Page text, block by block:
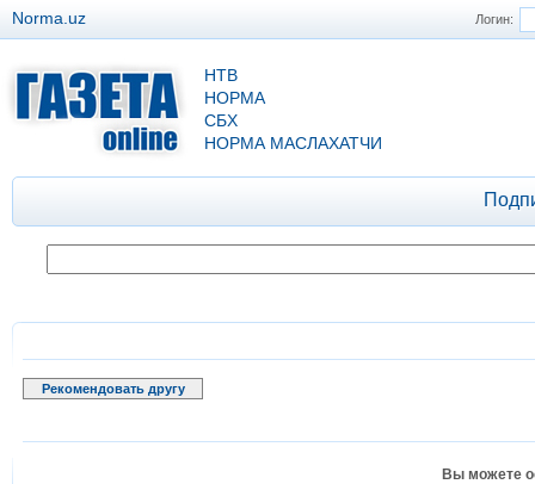
Логин:
Norma.uz
НТВ
НОРМА
СБХ
НОРМА МАСЛАХАТЧИ
Рекомендовать другу
Вы можете